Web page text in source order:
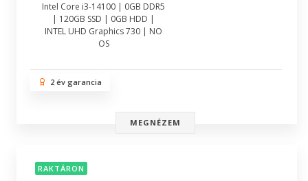
Intel Core i3-14100 | 0GB DDR5
| 120GB SSD | 0GB HDD |
INTEL UHD Graphics 730 | NO
OS
2 év garancia
MEGNÉZEM
RAKTÁRON